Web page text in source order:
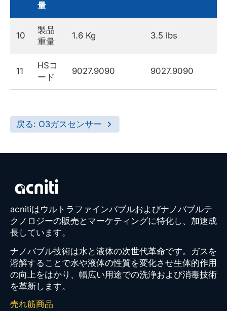
量
10
製品
重量
1.6 Kg 3.5 lbs
11
HSコ
ード
9027.9090 9027.9090
戻る: O3ガスセンサー
acnitiはウルトラファインバブルおよびナノバブルテ
クノロジーの販売とマーケティングに特化し、加速成
長しています。
ナノバブル技術は水と液体の次世代革命です。ガスを
溶解することで水や液体の性質を変化させ生体的作用
の向上をはかり、幅広い用途での洗浄および消毒技術
を革新します。
売れ筋商品